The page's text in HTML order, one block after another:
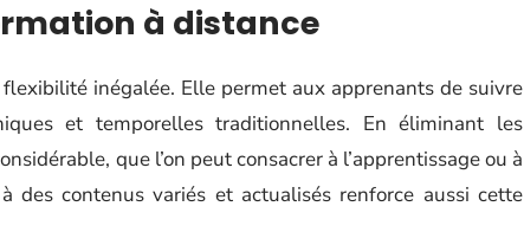
à distance
inégalée. Elle permet aux apprenants de suivre
et temporelles traditionnelles. En éliminant les
que l’on peut consacrer à l’apprentissage ou à
des contenus variés et actualisés renforce aussi cette